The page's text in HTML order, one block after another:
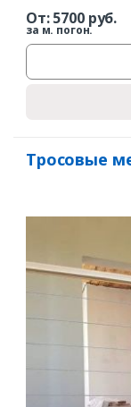
От:5700руб.
за м. погон.
Тросовые